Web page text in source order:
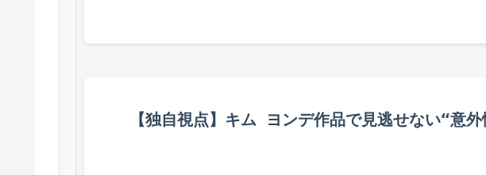
【独自視点】キム ヨンデ作品で見逃せない“意